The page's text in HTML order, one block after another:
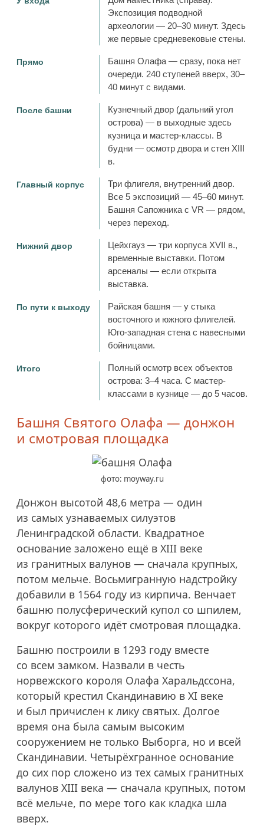
Экспозиция подводной
археологии — 20–30 минут. Здесь
же первые средневековые стены.
Прямо
Башня Олафа — сразу, пока нет
очереди. 240 ступеней вверх, 30–
40 минут с видами.
После башни
Кузнечный двор (дальний угол
острова) — в выходные здесь
кузница и мастер-классы. В
будни — осмотр двора и стен XIII
в.
Главный корпус
Три флигеля, внутренний двор.
Все 5 экспозиций — 45–60 минут.
Башня Сапожника с VR — рядом,
через переход.
Нижний двор
Цейхгауз — три корпуса XVII в.,
временные выставки. Потом
арсеналы — если открыта
выставка.
По пути к выходу
Райская башня — у стыка
восточного и южного флигелей.
Юго-западная стена с навесными
бойницами.
Итого
Полный осмотр всех объектов
острова: 3–4 часа. С мастер-
классами в кузнице — до 5 часов.
Башня Святого Олафа — донжон
и смотровая площадка
фото: moyway.ru
Донжон высотой 48,6 метра — один
из самых узнаваемых силуэтов
Ленинградской области. Квадратное
основание заложено ещё в XIII веке
из гранитных валунов — сначала крупных,
потом мельче. Восьмигранную надстройку
добавили в 1564 году из кирпича. Венчает
башню полусферический купол со шпилем,
вокруг которого идёт смотровая площадка.
Башню построили в 1293 году вместе
со всем замком. Назвали в честь
норвежского короля Олафа Харальдссона,
который крестил Скандинавию в XI веке
и был причислен к лику святых. Долгое
время она была самым высоким
сооружением не только Выборга, но и всей
Скандинавии. Четырёхгранное основание
до сих пор сложено из тех самых гранитных
валунов XIII века — сначала крупных, потом
всё мельче, по мере того как кладка шла
вверх.